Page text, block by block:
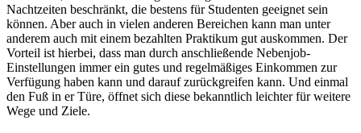
Nachtzeiten beschränkt, die bestens für Studenten geeignet sein
können. Aber auch in vielen anderen Bereichen kann man unter
anderem auch mit einem bezahlten Praktikum gut auskommen. Der
Vorteil ist hierbei, dass man durch anschließende Nebenjob-
Einstellungen immer ein gutes und regelmäßiges Einkommen zur
Verfügung haben kann und darauf zurückgreifen kann. Und einmal
den Fuß in er Türe, öffnet sich diese bekanntlich leichter für weitere
Wege und Ziele.